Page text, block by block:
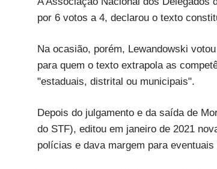
por 6 votos a 4, declarou o texto
Na ocasião, porém, Lewandowski
para quem o texto extrapola as
"estaduais, distrital ou municipais".
Depois do julgamento e da saída de
do STF), editou em janeiro de 2021
polícias e dava margem para